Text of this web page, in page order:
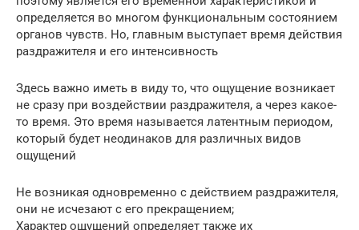
определяется во многом функциональным состоянием
органов чувств. Но, главным выступает время действия
раздражителя и его интенсивность
Здесь важно иметь в виду то, что ощущение возникает
не сразу при воздействии раздражителя, а через какое-
то время. Это время называется латентным периодом,
который будет неодинаков для различных видов
ощущений
Не возникая одновременно с действием раздражителя,
они не исчезают с его прекращением;
Характер ощущений определяет также их